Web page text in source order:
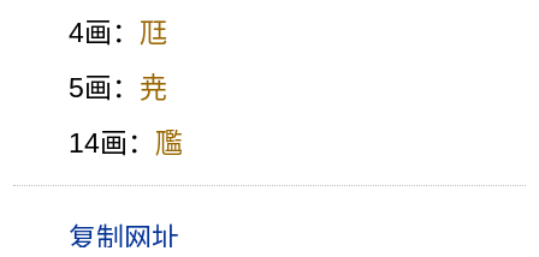
4画： 尫
5画： 尭
14画： 尶